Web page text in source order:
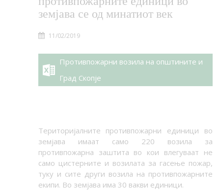
земјава се од минатиот век
11/02/2019
Противпожарни возила на општините и
Град Скопје
Територијалните противпожарни единици во
земјава имаат само 220 возила за
противпожарна заштита во кои влегуваат не
само цистерните и возилата за гасење пожар,
туку и сите други возила на противпожарните
екипи. Во земјава има 30 вакви единици.